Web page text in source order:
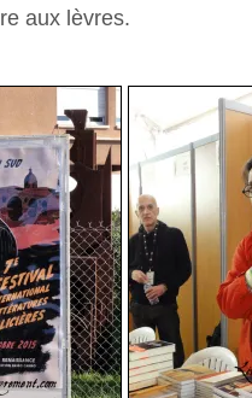
aux lèvres.